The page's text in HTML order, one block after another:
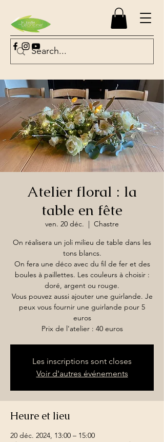
Atelier floral : la
table en fête
ven. 20 déc.
  |
Chastre
On réalisera un joli milieu de table dans les
tons blancs.
On fera une déco avec du fil de fer et des
boules à paillettes. Les couleurs à choisir :
doré, argent ou rouge.
Vous pouvez aussi ajouter une guirlande. Je
peux vous fournir une guirlande pour 5
euros
Prix de l'atelier : 40 euros
Les inscriptions sont closes
Voir d'autres événements
Heure et lieu
20 déc. 2024, 13:00 – 15:00